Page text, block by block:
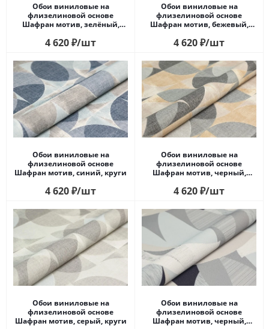
Обои виниловые на
флизелиновой основе
Шафран мотив, зелёный,
4 620₽/шт
Обои виниловые на
флизелиновой основе
Шафран мотив, бежевый,
4 620₽/шт
Обои виниловые на
флизелиновой основе
Шафран мотив, синий, круги
4 620₽/шт
Обои виниловые на
флизелиновой основе
Шафран мотив, черный,
4 620₽/шт
Обои виниловые на
флизелиновой основе
Шафран мотив, серый, круги
Обои виниловые на
флизелиновой основе
Шафран мотив, черный,